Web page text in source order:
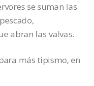
se suman las
abran las valvas.
más tipismo, en